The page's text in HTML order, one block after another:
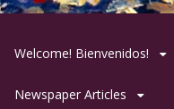
Skip
content
Welcome! Bienvenidos!
Newspaper Articles